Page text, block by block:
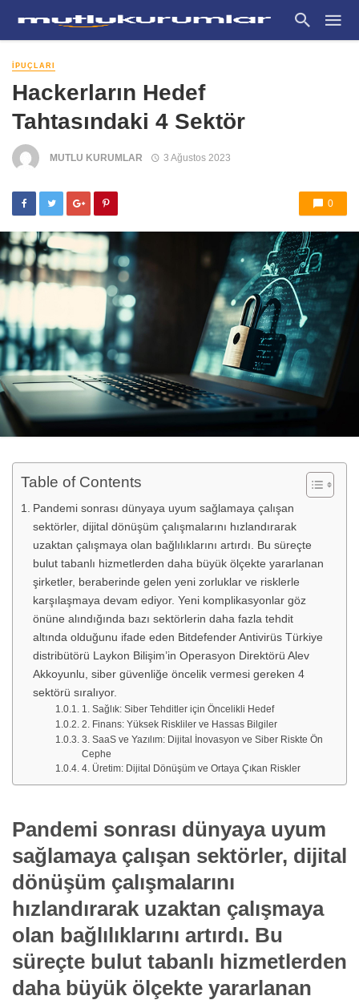
İPUÇLARI
Hackerların Hedef
Tahtasındaki 4 Sektör
MUTLU KURUMLAR 3 Ağustos 2023
0
Table of Contents
Pandemi sonrası dünyaya uyum sağlamaya çalışan
sektörler, dijital dönüşüm çalışmalarını hızlandırarak
uzaktan çalışmaya olan bağlılıklarını artırdı. Bu süreçte
bulut tabanlı hizmetlerden daha büyük ölçekte yararlanan
şirketler, beraberinde gelen yeni zorluklar ve risklerle
karşılaşmaya devam ediyor. Yeni komplikasyonlar göz
önüne alındığında bazı sektörlerin daha fazla tehdit
altında olduğunu ifade eden Bitdefender Antivirüs Türkiye
distribütörü Laykon Bilişim’in Operasyon Direktörü Alev
Akkoyunlu, siber güvenliğe öncelik vermesi gereken 4
sektörü sıralıyor.
1. Sağlık: Siber Tehditler için Öncelikli Hedef
2. Finans: Yüksek Riskliler ve Hassas Bilgiler
3. SaaS ve Yazılım: Dijital İnovasyon ve Siber Riskte Ön
Cephe
4. Üretim: Dijital Dönüşüm ve Ortaya Çıkan Riskler
Pandemi sonrası dünyaya uyum
sağlamaya çalışan sektörler, dijital
dönüşüm çalışmalarını
hızlandırarak uzaktan çalışmaya
olan bağlılıklarını artırdı. Bu
süreçte bulut tabanlı hizmetlerden
daha büyük ölçekte yararlanan